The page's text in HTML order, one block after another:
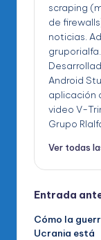
scraping
de
noticias.
Android
aplicación
video V-
Grupo
Ver todas
de
Entrada
Cómo la
Ucrania está